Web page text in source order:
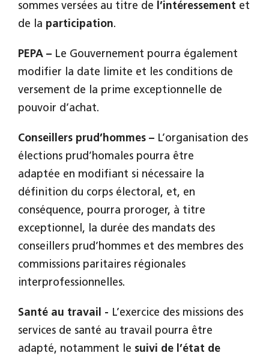
sommes versées au titre de l’intéressement et
de la participation.
PEPA – Le Gouvernement pourra également
modifier la date limite et les conditions de
versement de la prime exceptionnelle de
pouvoir d’achat.
Conseillers prud’hommes – L’organisation des
élections prud’homales pourra être
adaptée en modifiant si nécessaire la
définition du corps électoral, et, en
conséquence, pourra proroger, à titre
exceptionnel, la durée des mandats des
conseillers prud’hommes et des membres des
commissions paritaires régionales
interprofessionnelles.
Santé au travail - L’exercice des missions des
services de santé au travail pourra être
adapté, notamment le suivi de l’état de